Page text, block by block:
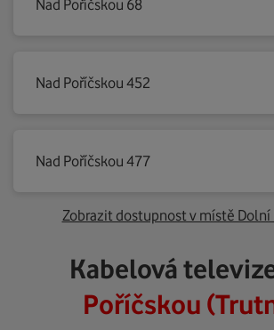
Nad Poříčskou 68
Nad Poříčskou 452
Nad Poříčskou 477
Zobrazit dostupnost v místě
Kabelová
Poříčskou